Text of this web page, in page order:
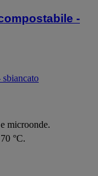
-
microonde.
°C.